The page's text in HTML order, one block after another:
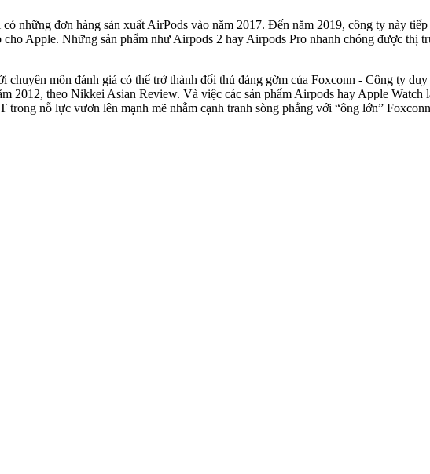
những đơn hàng sản xuất AirPods vào năm 2017. Đến năm 2019, công ty này
Apple. Những sản phẩm như Airpods 2 hay Airpods Pro nhanh chóng được thị
môn đánh giá có thể trở thành đối thủ đáng gờm của Foxconn - Công ty
2012, theo Nikkei Asian Review. Và việc các sản phẩm Airpods hay Apple Watch
nỗ lực vươn lên mạnh mẽ nhằm cạnh tranh sòng phẳng với “ông lớn”